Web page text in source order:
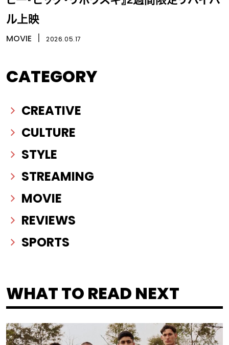
ル上映
MOVIE 2026.05.17
CATEGORY
CREATIVE
CULTURE
STYLE
STREAMING
MOVIE
REVIEWS
SPORTS
WHAT TO READ NEXT